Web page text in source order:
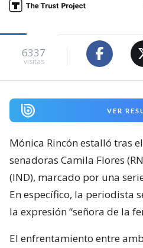
6337
visitas
VER
Mónica Rincón estalló tras
senadoras Camila Flores
(IND), marcado por una
En específico, la periodista
la expresión “señora de la
El enfrentamiento entre